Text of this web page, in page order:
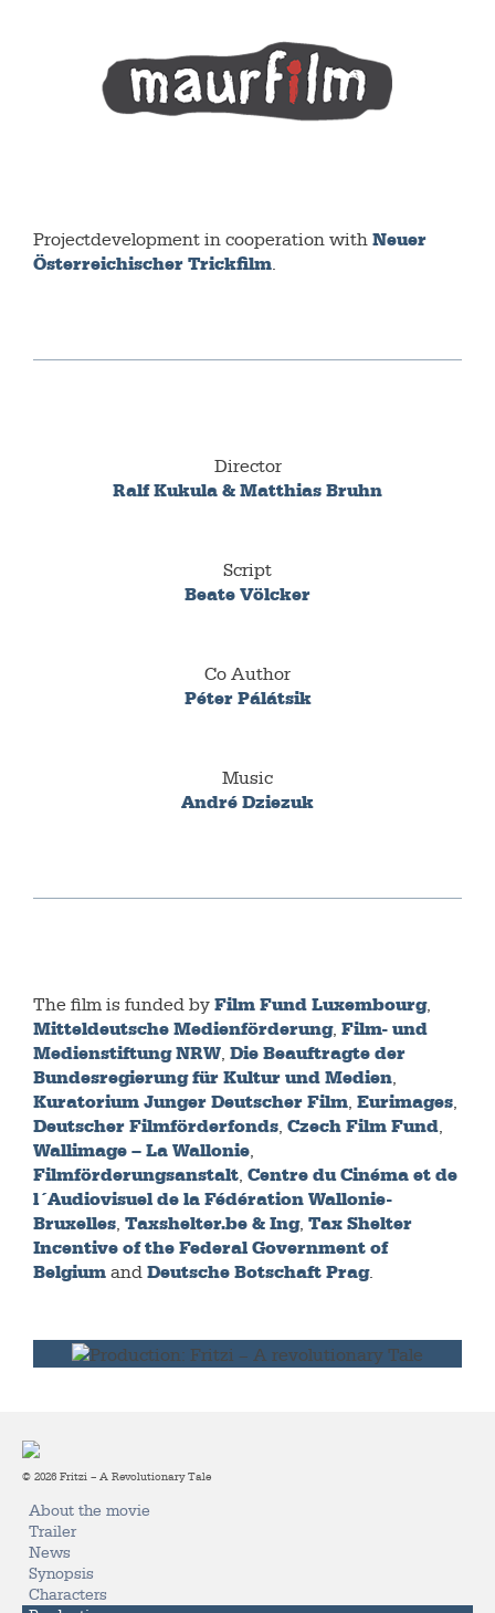
Projectdevelopment in cooperation with Neuer
Österreichischer Trickfilm
Director
Ralf Kukula & Matthias Bruhn
Script
Beate Völcker
Co Author
Péter Pálátsik
Music
André Dziezuk
The film is funded by Film Fund Luxembourg,
Mitteldeutsche Medienförderung, Film- und
Medienstiftung NRW Die Beauftragte der
Bundesregierung für Kultur und Medien
Kuratorium Junger Deutscher Film Eurimages
Deutscher Filmförderfonds Czech Film Fund
Wallimage – La Wallonie
Filmförderungsanstalt Centre du Cinéma et de
l´Audiovisuel de la Fédération Wallonie-
Bruxelles Taxshelter.be & Ing, Tax Shelter
Incentive of the Federal Government of
Belgium and Deutsche Botschaft Prag.
© 2026 Fritzi – A Revolutionary Tale
About the movie
Trailer
News
Synopsis
Characters